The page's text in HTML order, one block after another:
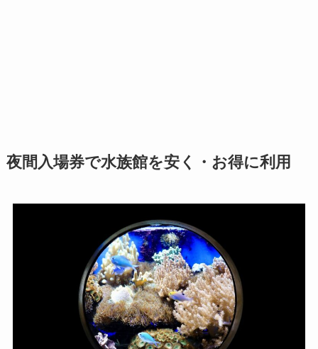
夜間入場券で水族館を安く・お得に利用